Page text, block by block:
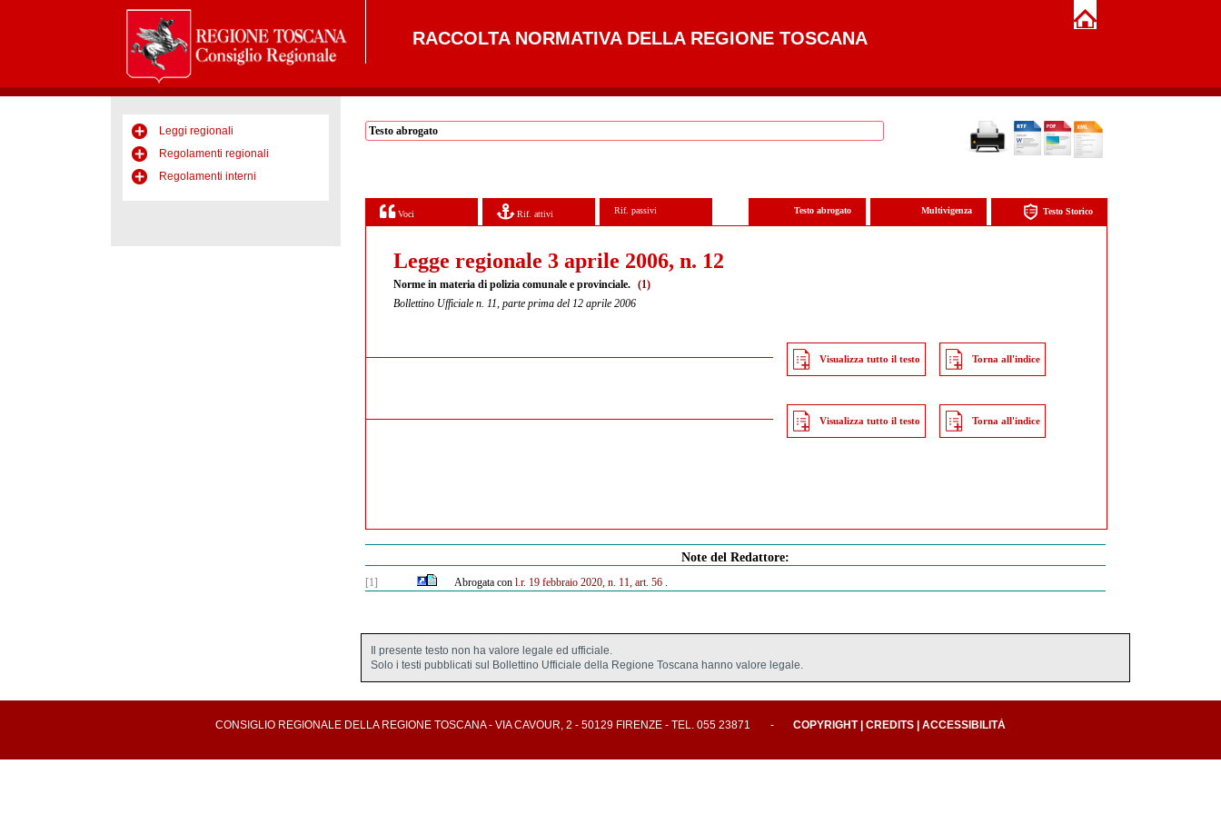
RACCOLTA NORMATIVA DELLA REGIONE TOSCANA
Leggi regionali
Regolamenti regionali
Regolamenti interni
Testo abrogato
Voci Rif. attivi Rif. passivi Testo Storico
Multivigenza
Testo abrogato
Legge regionale 3 aprile 2006, n. 12
Norme in materia di polizia comunale e provinciale. (1)
Bollettino Ufficiale n. 11, parte prima del 12 aprile 2006
Visualizza tutto il testo Torna all'indice
Visualizza tutto il testo Torna all'indice
Note del Redattore:
[1] Abrogata con l.r. 19 febbraio 2020, n. 11, art. 56.
Il presente testo non ha valore legale ed ufficiale.
Solo i testi pubblicati sul Bollettino Ufficiale della Regione Toscana hanno valore legale.
CONSIGLIO REGIONALE DELLA REGIONE TOSCANA - VIA CAVOUR, 2 - 50129 FIRENZE - TEL. 055 23871 - COPYRIGHT|CREDITS |ACCESSIBILITÀ